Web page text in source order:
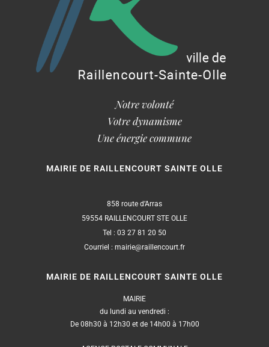
Notre volonté
Votre dynamisme
Une énergie commune
MAIRIE DE RAILLENCOURT SAINTE OLLE
858 route d’Arras
59554 RAILLENCOURT STE OLLE
Tel : 03 27 81 20 50
Courriel : mairie@raillencourt.fr
MAIRIE DE RAILLENCOURT SAINTE OLLE
MAIRIE
du lundi au vendredi :
De 08h30 à 12h30 et de 14h00 à 17h00